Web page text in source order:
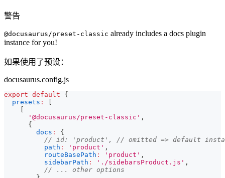
警告
@docusaurus/preset-classic already includes a docs plugin
instance for you!
如果使用了预设：
docusaurus.config.js
export default
{
presets :
'@docusaurus/preset-classic' ,
{
docs :
{
// id: 'product', // omitted => default
path : 'product' ,
routeBasePath : 'product' ,
sidebarPath : './sidebarsProduct.js' ,
// ... other options